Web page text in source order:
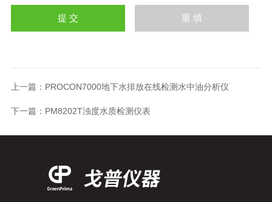
上一篇： PROCON7000地下水排放在线检测水中油分析仪
下一篇： PM8202T浊度水质检测仪表